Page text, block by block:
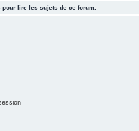
e
lire les sujets de ce forum.